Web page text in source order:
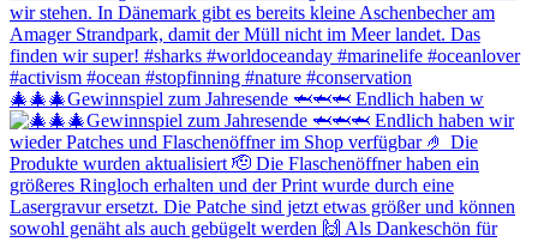
🎄🎄🎄Gewinnspiel zum Jahresende 🦈🦈🦈 Endlich haben w